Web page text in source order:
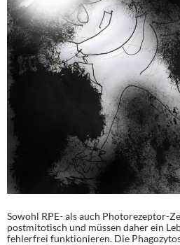
Sowohl RPE- als auch Photorezeptor-
postmitotisch und müssen daher ein
fehlerfrei funktionieren. Die